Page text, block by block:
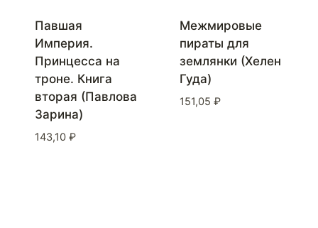
Павшая
Империя.
Принцесса на
троне. Книга
вторая (Павлова
Зарина)
143,10 ₽
Межмировые
пираты для
землянки (Хелен
Гуда)
151,05 ₽